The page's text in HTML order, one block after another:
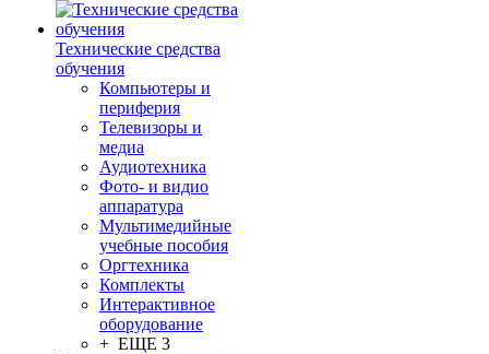
Технические средства
обучения
Компьютеры и
периферия
Телевизоры и
медиа
Аудиотехника
Фото- и видио
аппаратура
Мультимедийные
учебные пособия
Оргтехника
Комплекты
Интерактивное
оборудование
+ ЕЩЕ 3